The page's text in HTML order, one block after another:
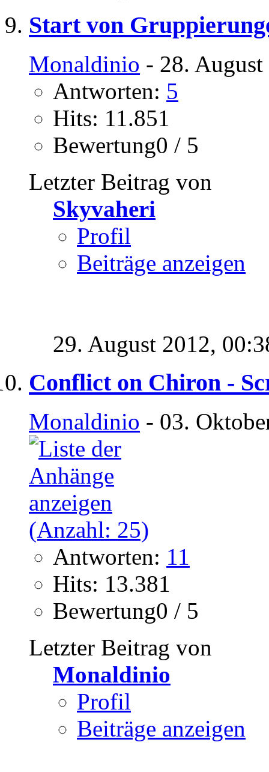
Start von
Monaldinio - 28.
Antworten: 5
Hits: 11.851
Bewertung0 / 5
Letzter Beitrag von
Skyvaheri
Profil
Beiträge anzeigen
29. August 2012,
Conflict on Chiron -
Monaldinio - 03.
Antworten: 11
Hits: 13.381
Bewertung0 / 5
Letzter Beitrag von
Monaldinio
Profil
Beiträge anzeigen